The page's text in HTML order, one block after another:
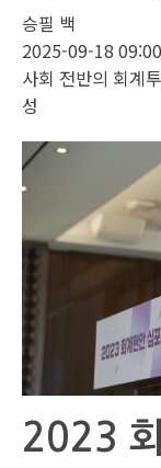
승필 백
2025-09-18 09:00
사회 전반의 회계
성
2023